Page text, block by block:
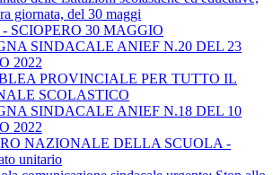
giornata, del 30 maggi
SCIOPERO 30 MAGGIO
SINDACALE ANIEF N.20 DEL 23
2022
PROVINCIALE PER TUTTO IL
SCOLASTICO
SINDACALE ANIEF N.18 DEL 10
2022
NAZIONALE DELLA SCUOLA -
unitario